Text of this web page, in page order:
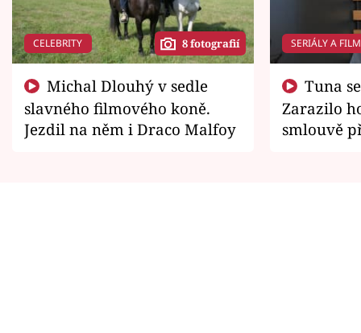
CELEBRITY 8 fotografií
slavného filmového koně.
Jezdil na něm i Draco Malfoy
SERIÁLY A
Zarazilo
smlouvě